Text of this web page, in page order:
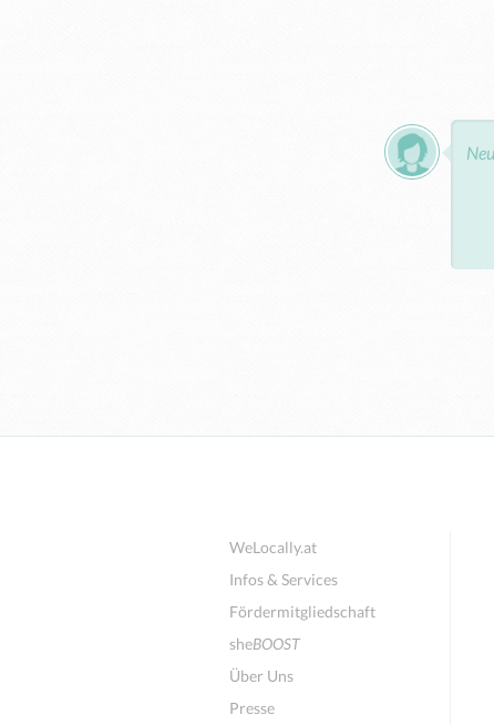
WeLocally.at
Infos & Services
Fördermitgliedschaft
sheBOOST
Über Uns
Presse